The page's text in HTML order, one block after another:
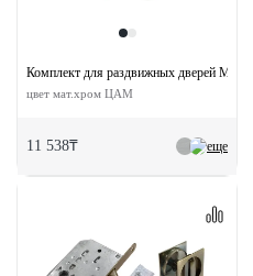
еще
Комплект для раздвижных дверей MHS-
цвет мат.хром ЦАМ
11 538₸